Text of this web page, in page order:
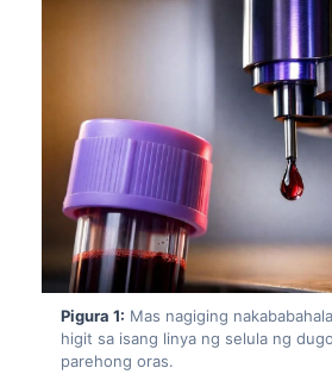
Pigura 1: Mas nagiging
higit sa isang linya ng selula ng
parehong oras.